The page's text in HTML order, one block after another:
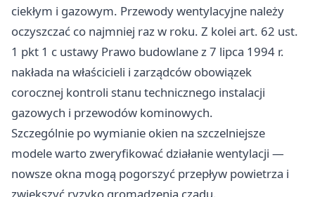
ciekłym i gazowym. Przewody wentylacyjne należy
oczyszczać co najmniej raz w roku. Z kolei art. 62 ust.
1 pkt 1 c ustawy Prawo budowlane z 7 lipca 1994 r.
nakłada na właścicieli i zarządców obowiązek
corocznej kontroli stanu technicznego instalacji
gazowych i przewodów kominowych.
Szczególnie po wymianie okien na szczelniejsze
modele warto zweryfikować działanie wentylacji —
nowsze okna mogą pogorszyć przepływ powietrza i